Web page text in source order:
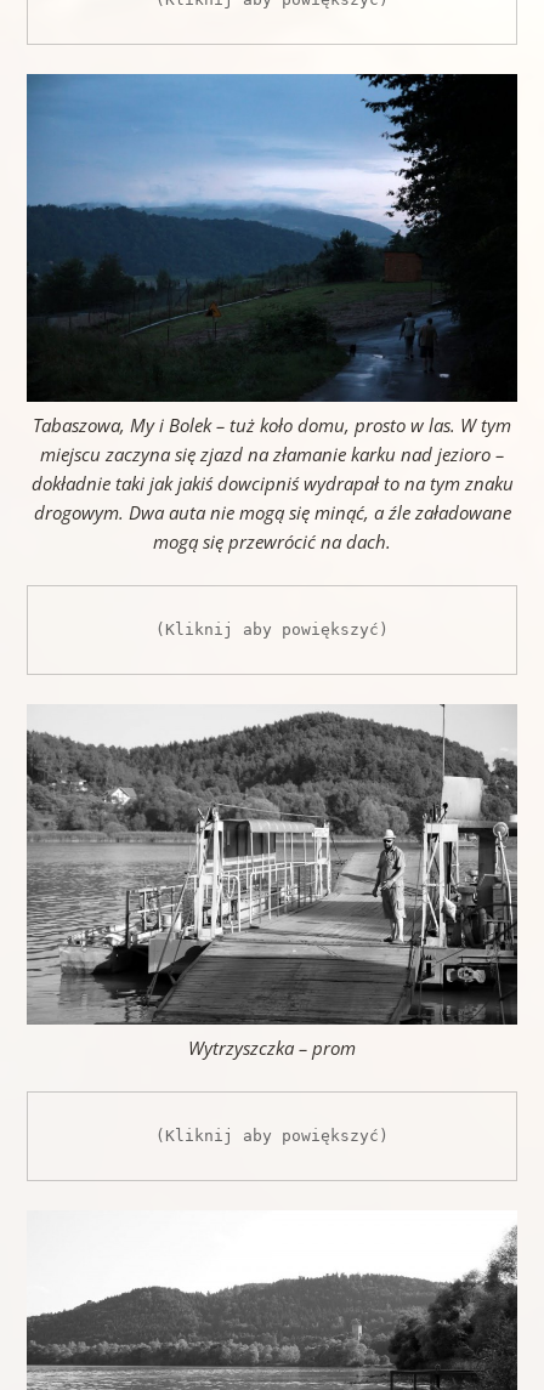
Tabaszowa, My i Bolek – tuż koło domu, prosto w las. W tym
miejscu zaczyna się zjazd na złamanie karku nad jezioro –
dokładnie taki jak jakiś dowcipniś wydrapał to na tym znaku
drogowym. Dwa auta nie mogą się minąć, a źle załadowane
mogą się przewrócić na dach.
(Kliknij aby powiększyć)
Wytrzyszczka – prom
(Kliknij aby powiększyć)